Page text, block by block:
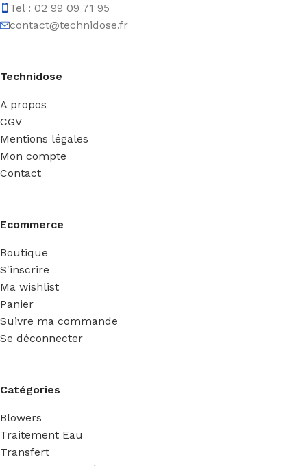
Tel : 02 99 09 71 95
contact@technidose.fr
Technidose
A propos
CGV
Mentions légales
Mon compte
Contact
Ecommerce
Boutique
S'inscrire
Ma wishlist
Panier
Suivre ma commande
Se déconnecter
Catégories
Blowers
Traitement Eau
Transfert